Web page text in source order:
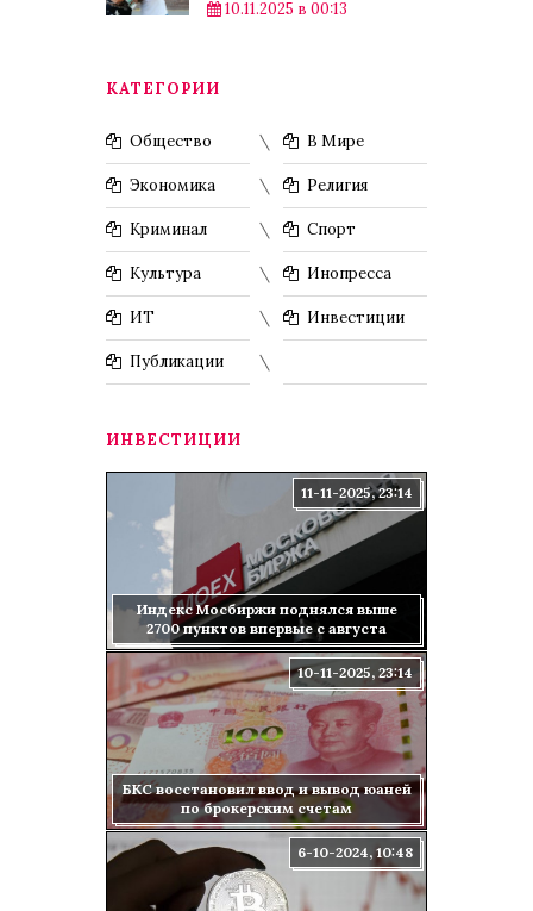
10.11.2025 в 00:13
КАТЕГОРИИ
Общество В Мире
Экономика Религия
Криминал Спорт
Культура Инопресса
ИТ Инвестиции
Публикации
ИНВЕСТИЦИИ
Индекс Мосбиржи поднялся выше
2700 пунктов впервые с августа
11-11-2025, 23:14
БКС восстановил ввод и вывод юаней
по брокерским счетам
10-11-2025, 23:14
6-10-2024, 10:48